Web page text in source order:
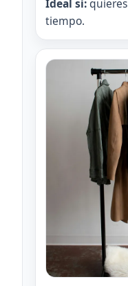
Ideal si:
tiempo.